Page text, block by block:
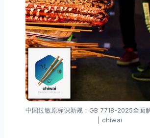
中国过敏原标识新规：GB 7718-2025全面
| chiwai